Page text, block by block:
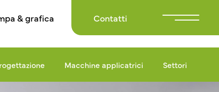
& grafica Contatti
Macchine applicatrici Settori